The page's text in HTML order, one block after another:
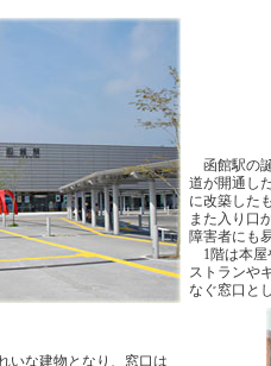
函館駅の
道が開通し
に改築した
また入り口
障害者にも
1階は本屋
ストランや
なぐ窓口と
いな建物となり、窓口は